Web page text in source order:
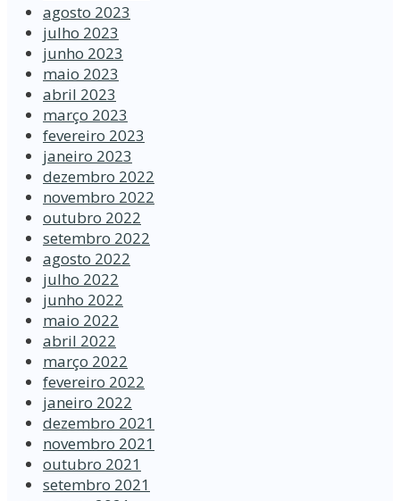
agosto 2023
julho 2023
junho 2023
maio 2023
abril 2023
março 2023
fevereiro 2023
janeiro 2023
dezembro 2022
novembro 2022
outubro 2022
setembro 2022
agosto 2022
julho 2022
junho 2022
maio 2022
abril 2022
março 2022
fevereiro 2022
janeiro 2022
dezembro 2021
novembro 2021
outubro 2021
setembro 2021